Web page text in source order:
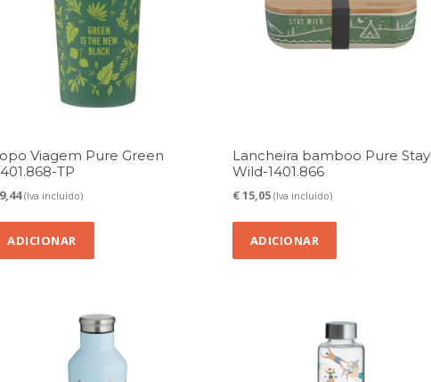
Viagem Pure Green
TP
9,44 (Iva incluído)
ADICIONAR
Lancheira bamboo Pure Stay
Wild-1401.866
€15,05 (Iva incluído)
ADICIONAR